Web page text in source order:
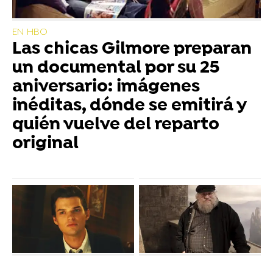
EN HBO
Las chicas Gilmore preparan
un documental por su 25
aniversario: imágenes
inéditas, dónde se emitirá y
quién vuelve del reparto
original